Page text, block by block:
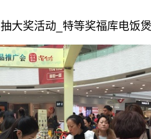
抽大奖活动 特等奖福库电饭煲